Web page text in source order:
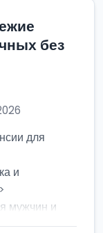
без
для
и
мужчин и